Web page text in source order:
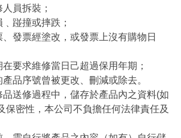
員拆裝；
踫撞或摔跌；
發票經塗改，或發票上沒有購物日
要求維修當日己超過保用年期；
品序號曾被更改、刪減或除去。
品送修過程中，儲存於產品內之資料(如
保密性，本公司不負擔任何法律責任及